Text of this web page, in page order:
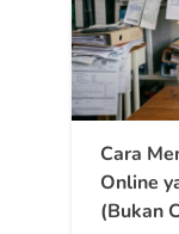
Cara
Online
(Bukan